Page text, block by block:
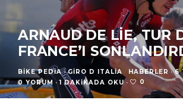
ARNAUD DE LIE, TUR
FRANCE’I
BIKE PEDIA · GIRO D ITALIA HABERLER · 6
0 YORUM · 1 DAKIKADA OKU · 0